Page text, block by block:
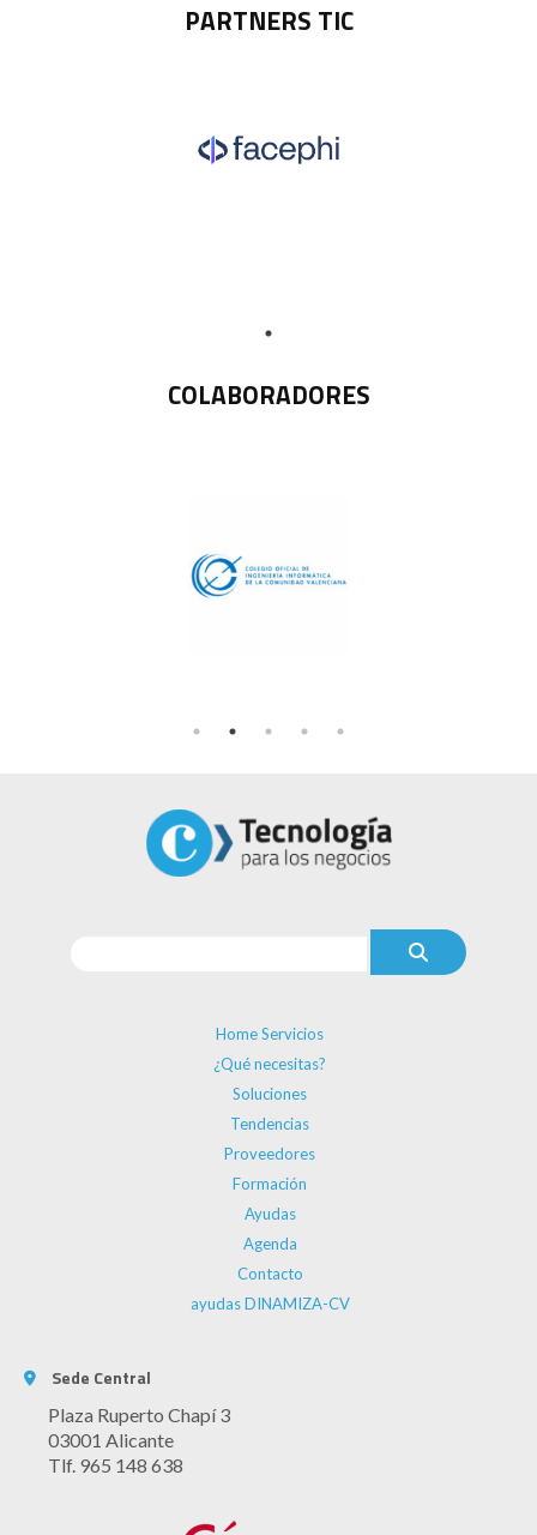
PARTNERS TIC
COLABORADORES
Home Servicios
¿Qué necesitas?
Soluciones
Tendencias
Proveedores
Formación
Ayudas
Agenda
Contacto
ayudas DINAMIZA-CV
Sede Central
Plaza Ruperto Chapí 3
03001 Alicante
Tlf. 965 148 638